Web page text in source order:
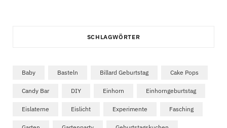
SCHLAGWÖRTER
Baby Basteln Billard Geburtstag Cake Pops
Candy Bar DIY Einhorn Einhorngeburtstag
Eislaterne Eislicht Experimente Fasching